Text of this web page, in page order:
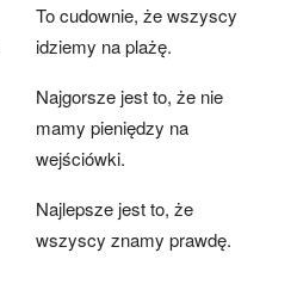
To cudownie, że wszyscy
idziemy na plażę.
Najgorsze jest to, że nie
mamy pieniędzy na
wejściówki.
Najlepsze jest to, że
wszyscy znamy prawdę.